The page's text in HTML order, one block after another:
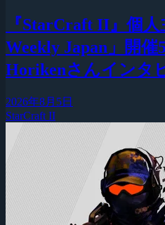
『StarCraft II』個
Weekly Japan」開催
Horikenさんインタ
2026年8月5日
StarCraft II